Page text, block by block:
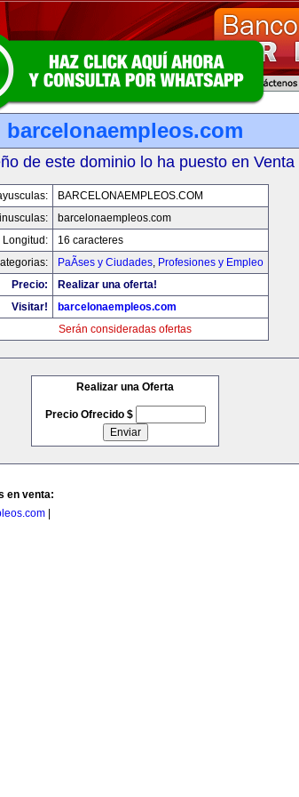
barcelonaempleos.com
de este dominio lo ha puesto en Venta
BARCELONAEMPLEOS.COM
barcelonaempleos.com
Longitud:
16 caracteres
PaÃ­ses y Ciudades, Profesiones y Empleo
Precio:
Realizar una oferta!
Visitar!
barcelonaempleos.com
Serán consideradas ofertas
Realizar una Oferta
Precio Ofrecido $
en venta:
|